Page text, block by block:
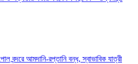
বন্দরে আমদানি-রপ্তানি বন্ধ, স্বাভাবিক যাত্রী